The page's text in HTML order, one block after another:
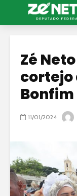
Zé
cortejo
Bonfim
11/01/2024